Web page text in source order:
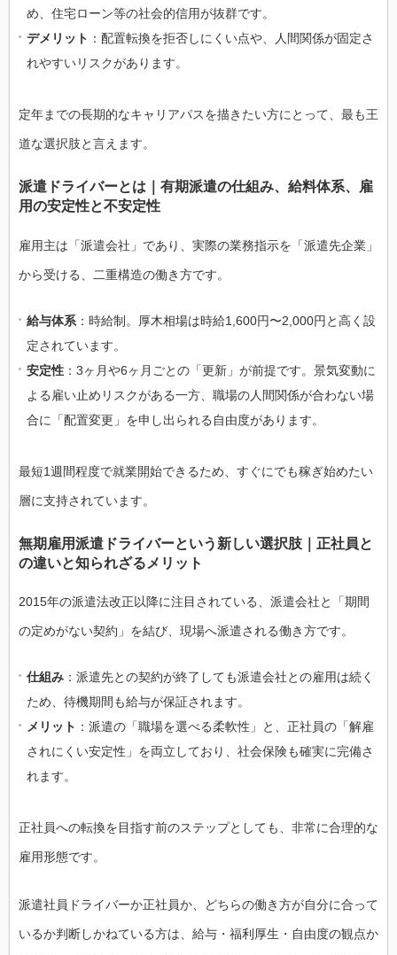
め、住宅ローン等の社会的信用が抜群です。
デメリット ：配置転換を拒否しにくい点や、人間関係が固定さ
れやすいリスクがあります。
定年までの長期的なキャリアパスを描きたい方にとって、最も王
道な選択肢と言えます。
派遣ドライバーとは｜有期派遣の仕組み、給料体系、雇
用の安定性と不安定性
雇用主は「派遣会社」であり、実際の業務指示を「派遣先企業」
から受ける、二重構造の働き方です。
給与体系 ：時給制。厚木相場は時給1,600円〜2,000円と高く設
定されています。
安定性 ：3ヶ月や6ヶ月ごとの「更新」が前提です。景気変動に
よる雇い止めリスクがある一方、職場の人間関係が合わない場
合に「配置変更」を申し出られる自由度があります。
最短1週間程度で就業開始できるため、すぐにでも稼ぎ始めたい
層に支持されています。
無期雇用派遣ドライバーという新しい選択肢｜正社員と
の違いと知られざるメリット
2015年の派遣法改正以降に注目されている、派遣会社と「期間
の定めがない契約」を結び、現場へ派遣される働き方です。
仕組み ：派遣先との契約が終了しても派遣会社との雇用は続く
ため、待機期間も給与が保証されます。
メリット ：派遣の「職場を選べる柔軟性」と、正社員の「解雇
されにくい安定性」を両立しており、社会保険も確実に完備さ
れます。
正社員への転換を目指す前のステップとしても、非常に合理的な
雇用形態です。
派遣社員ドライバーか正社員か、どちらの働き方が自分に合って
いるか判断しかねている方は、給与・福利厚生・自由度の観点か